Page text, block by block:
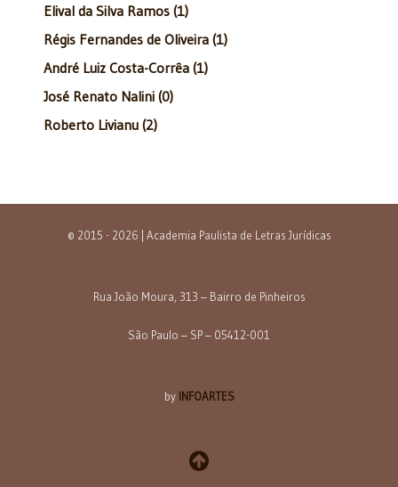
Elival da Silva Ramos (1)
Régis Fernandes de Oliveira (1)
André Luiz Costa-Corrêa (1)
José Renato Nalini (0)
Roberto Livianu (2)
© 2015 - 2026 | Academia Paulista de Letras Jurídicas
Rua João Moura, 313 – Bairro de Pinheiros
São Paulo – SP – 05412-001
by INFOARTES